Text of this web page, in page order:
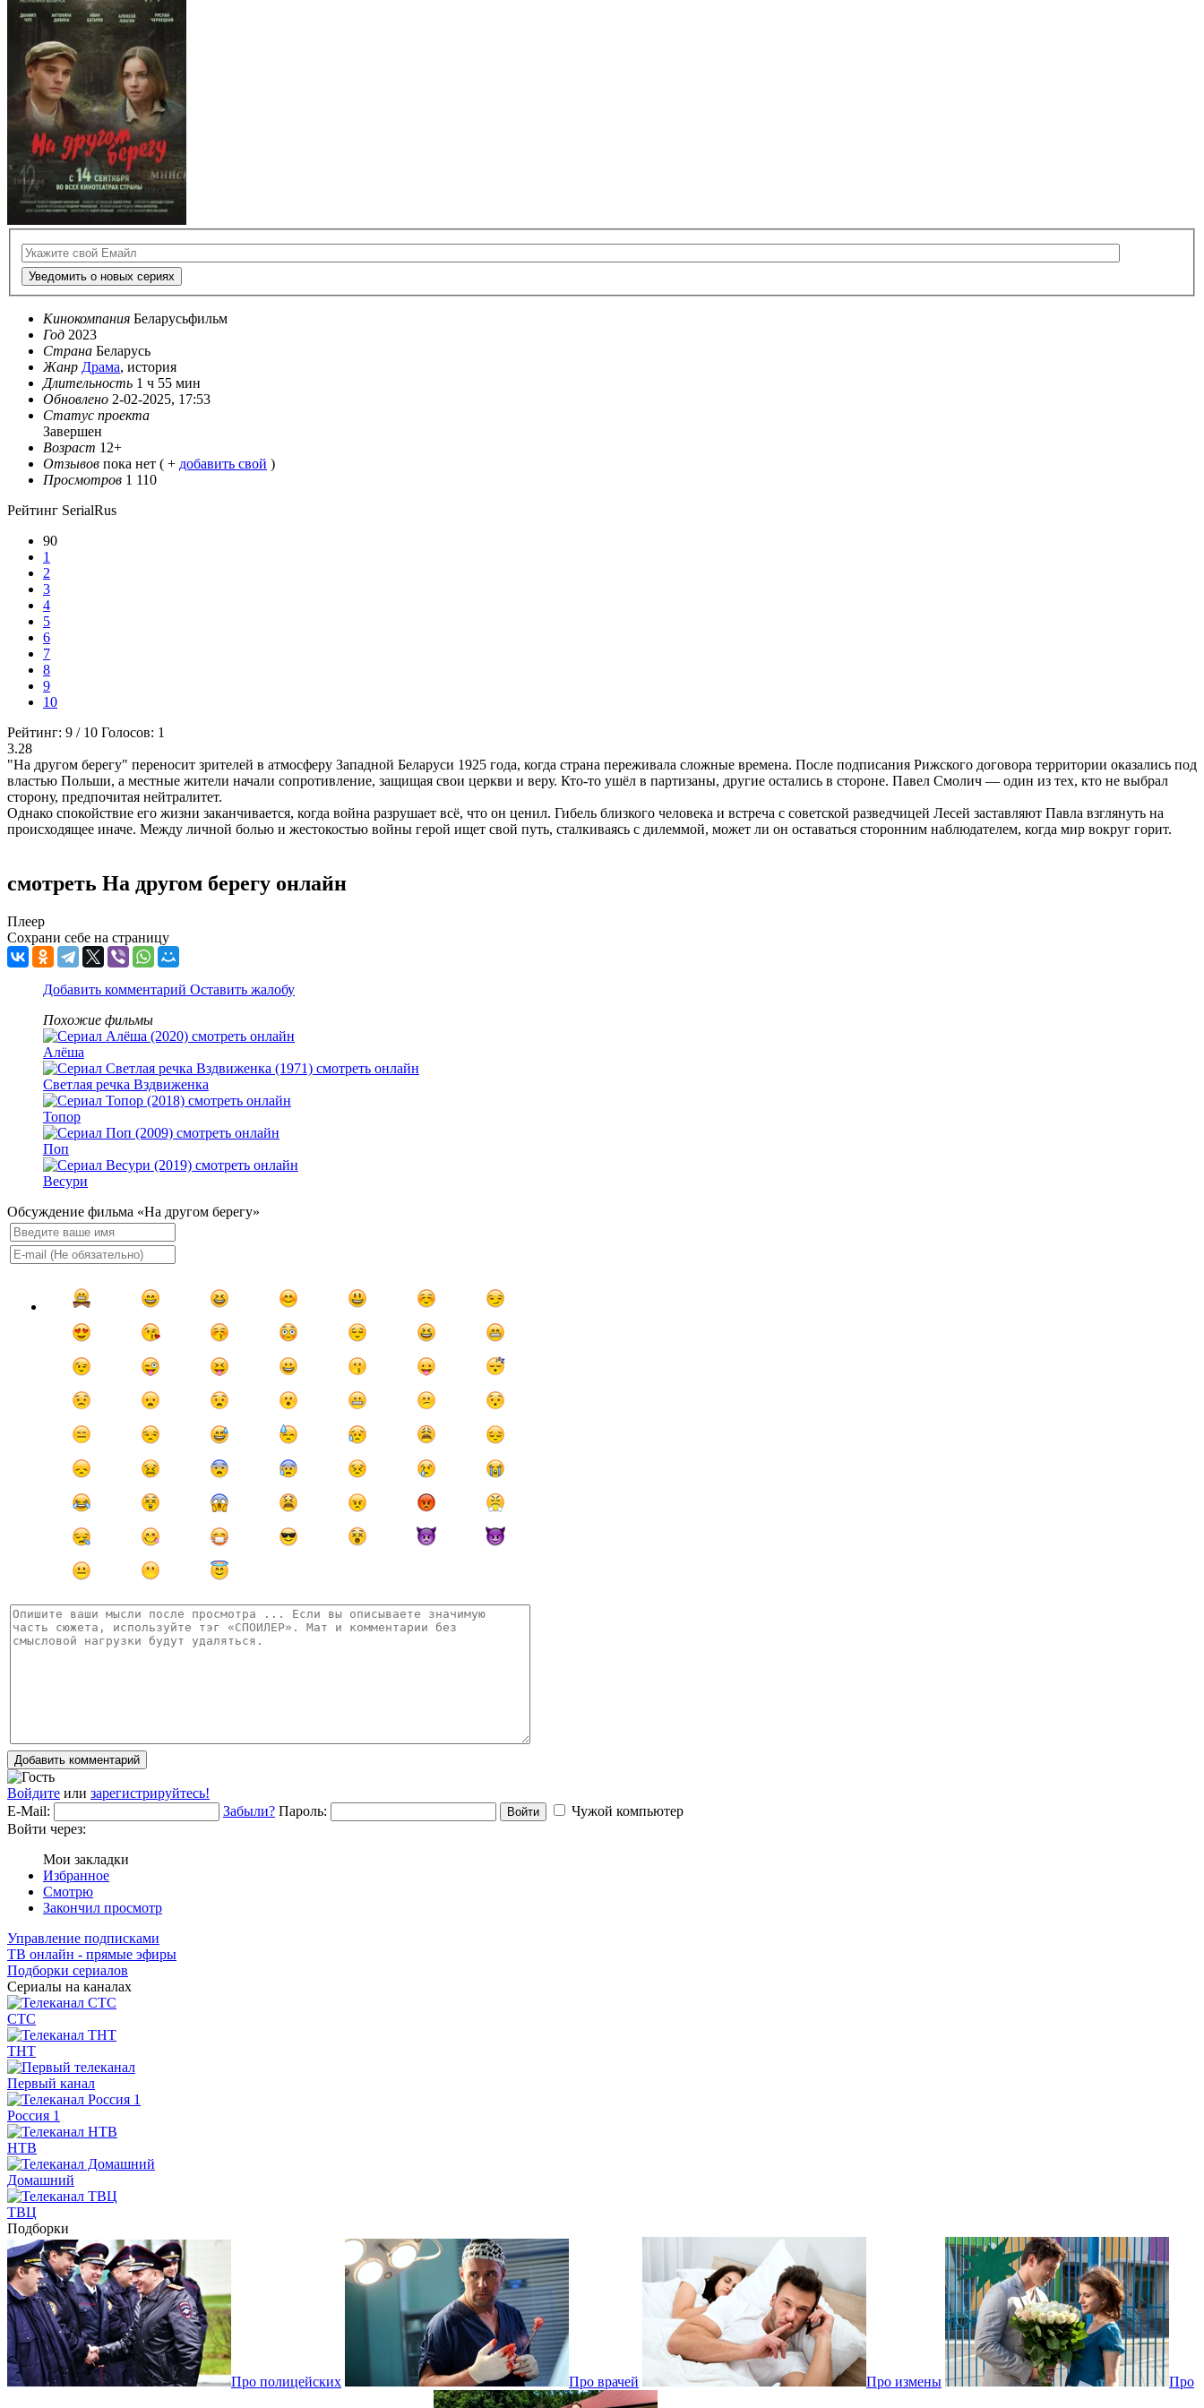
Уведомить о новых сериях
Кинокомпания Беларусьфильм
Год 2023
Страна Беларусь
Жанр Драма, история
Длительность 1 ч 55 мин
Обновлено 2-02-2025, 17:53
Статус проекта
Завершен
Возраст 12+
Отзывов пока нет ( + добавить свой )
Просмотров 1 110
Рейтинг SerialRus
90
1
2
3
4
5
6
7
8
9
10
Рейтинг: 9 / 10 Голосов: 1
3.28
"На другом берегу" переносит зрителей в атмосферу Западной Беларуси 1925 года, когда страна переживала сложные времена. После подписания Рижского договора территории оказались под
властью Польши, а местные жители начали сопротивление, защищая свои церкви и веру. Кто-то ушёл в партизаны, другие остались в стороне. Павел Смолич — один из тех, кто не выбрал
сторону, предпочитая нейтралитет.
Однако спокойствие его жизни заканчивается, когда война разрушает всё, что он ценил. Гибель близкого человека и встреча с советской разведчицей Лесей заставляют Павла взглянуть на
происходящее иначе. Между личной болью и жестокостью войны герой ищет свой путь, сталкиваясь с дилеммой, может ли он оставаться сторонним наблюдателем, когда мир вокруг горит.
смотреть На другом берегу онлайн
Плеер
Сохрани себе на страницу
Добавить комментарий Оставить жалобу
Похожие фильмы
Алёша
Светлая речка Вздвиженка
Топор
Поп
Весури
Обсуждение фильма «На другом берегу»
Добавить комментарий
Войдите или зарегистрируйтесь!
E-Mail:
Забыли? Пароль: Войти
Чужой компьютер
Войти через:
Мои закладки
Избранное
Смотрю
Закончил просмотр
Управление подписками
ТВ онлайн - прямые эфиры
Подборки сериалов
Сериалы на каналах
СТС
ТНТ
Первый канал
Россия 1
НТВ
Домашний
ТВЦ
Подборки
Про полицейских Про врачей Про измены Про